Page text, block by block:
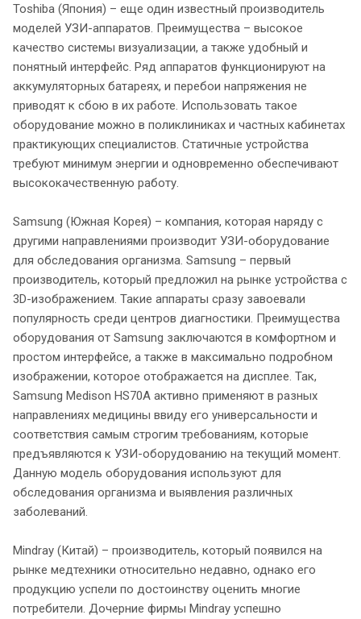
Toshiba (Япония) – еще один известный производитель
моделей УЗИ-аппаратов. Преимущества – высокое
качество системы визуализации, а также удобный и
понятный интерфейс. Ряд аппаратов функционируют на
аккумуляторных батареях, и перебои напряжения не
приводят к сбою в их работе. Использовать такое
оборудование можно в поликлиниках и частных кабинетах
практикующих специалистов. Статичные устройства
требуют минимум энергии и одновременно обеспечивают
высококачественную работу.
Samsung (Южная Корея) – компания, которая наряду с
другими направлениями производит УЗИ-оборудование
для обследования организма. Samsung – первый
производитель, который предложил на рынке устройства с
3D-изображением. Такие аппараты сразу завоевали
популярность среди центров диагностики. Преимущества
оборудования от Samsung заключаются в комфортном и
простом интерфейсе, а также в максимально подробном
изображении, которое отображается на дисплее. Так,
Samsung Medison HS70A активно применяют в разных
направлениях медицины ввиду его универсальности и
соответствия самым строгим требованиям, которые
предъявляются к УЗИ-оборудованию на текущий момент.
Данную модель оборудования используют для
обследования организма и выявления различных
заболеваний.
Mindray (Китай) – производитель, который появился на
рынке медтехники относительно недавно, однако его
продукцию успели по достоинству оценить многие
потребители. Дочерние фирмы Mindray успешно